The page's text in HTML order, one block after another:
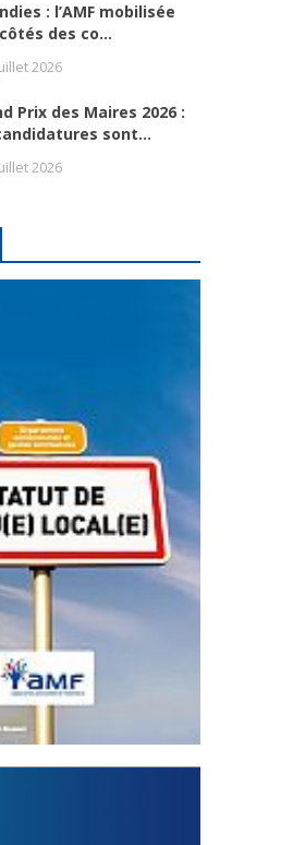
: l’AMF mobilisée
des co...
2026
Prix des Maires 2026 :
sont...
2026
local